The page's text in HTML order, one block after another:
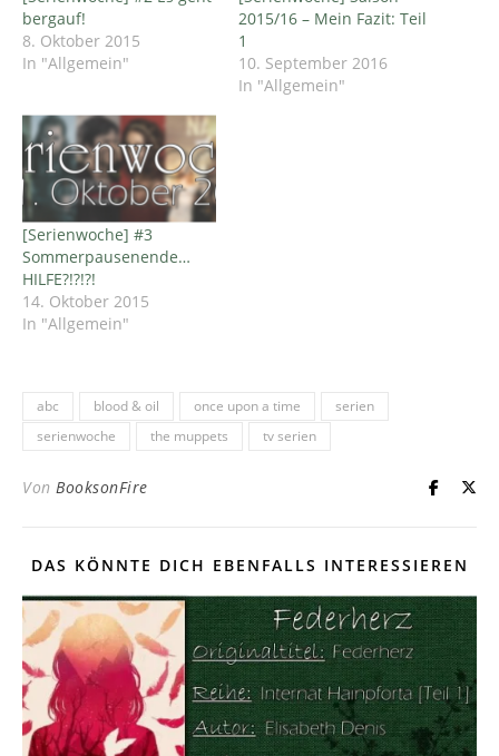
bergauf!
8. Oktober 2015
In "Allgemein"
2015/16 – Mein Fazit: Teil
1
10. September 2016
In "Allgemein"
[Serienwoche] #3
Sommerpausenende…
HILFE?!?!?!
14. Oktober 2015
In "Allgemein"
abc blood & oil once upon a time
serien
serienwoche
the muppets tv serien
Von BooksonFire
DAS KÖNNTE DICH EBENFALLS INTERESSIEREN